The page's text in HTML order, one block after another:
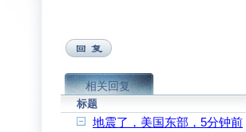
相关回复
标题
地震了，美国东部，5分钟前